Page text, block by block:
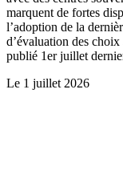
marquent de fortes
l’adoption de la
d’évaluation des
publié 1er juillet
Le 1 juillet 2026